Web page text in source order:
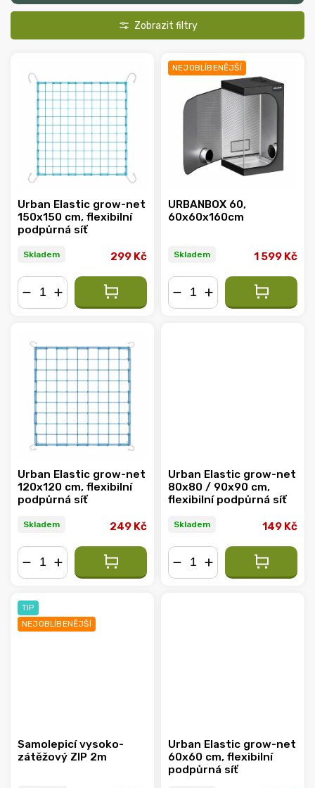
Urban Elastic grow-net
150x150 cm, flexibilní
podpůrná síť
Skladem 299 Kč
NEJOBLÍBENĚJŠÍ
URBANBOX 60,
60x60x160cm
Skladem 1 599 Kč
Urban Elastic grow-net
120x120 cm, flexibilní
podpůrná síť
Skladem 249 Kč
Urban Elastic grow-net
80x80 / 90x90 cm,
flexibilní podpůrná síť
Skladem 149 Kč
TIP
NEJOBLÍBENĚJŠÍ
Samolepicí vysoko-
zátěžový ZIP 2m
Urban Elastic grow-net
60x60 cm, flexibilní
podpůrná síť